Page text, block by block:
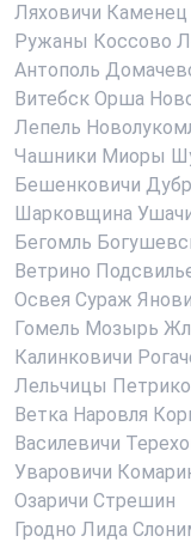
Ляховичи Каменец
Ружаны Коссово
Антополь
Витебск Орша
Лепель
Чашники Миоры
Бешенковичи
Шарковщина
Бегомль
Ветрино
Освея Сураж
Гомель Мозырь
Калинковичи
Лельчицы
Ветка Наровля
Василевичи
Уваровичи
Озаричи Стрешин
Гродно Лида